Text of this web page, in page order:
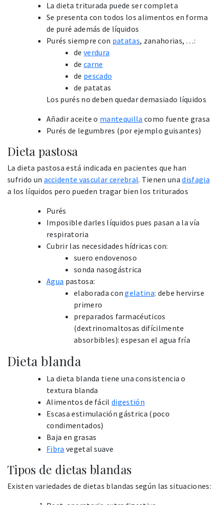
La dieta triturada puede ser completa
Se presenta con todos los alimentos en forma
de puré además de líquidos
Purés siempre con patatas, zanahorias, …:
de verdura
de carne
de pescado
de patatas
Los purés no deben quedar demasiado líquidos
Añadir aceite o mantequilla como fuente grasa
Purés de legumbres (por ejemplo guisantes)
Dieta pastosa
La dieta pastosa está indicada en pacientes que han
sufrido un accidente vascular cerebral. Tienen unadisfagia
a los líquidos pero pueden tragar bien los triturados
Purés
Imposible darles líquidos pues pasan a la vía
respiratoria
Cubrir las necesidades hídricas con:
suero endovenoso
sonda nasogástrica
Agua pastosa:
elaborada congelatina: debe hervirse
primero
preparados farmacéuticos
(dextrinomaltosas difícilmente
absorbibles): espesan el agua fría
Dieta blanda
La dieta blanda tiene una consistencia o
textura blanda
Alimentos de fácildigestión
Escasa estimulación gástrica (poco
condimentados)
Baja en grasas
Fibra vegetal suave
Tipos de dietas blandas
Existen variedades de dietas blandas según las situaciones: